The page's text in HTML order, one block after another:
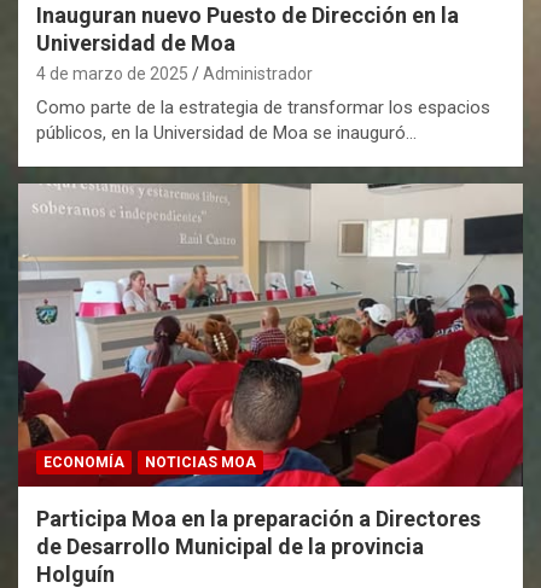
Inauguran nuevo Puesto de Dirección en la
Universidad de Moa
4 de marzo de 2025 Administrador
Como parte de la estrategia de transformar los espacios
públicos, en la Universidad de Moa se inauguró…
ECONOMÍA NOTICIAS MOA
Participa Moa en la preparación a Directores
de Desarrollo Municipal de la provincia
Holguín